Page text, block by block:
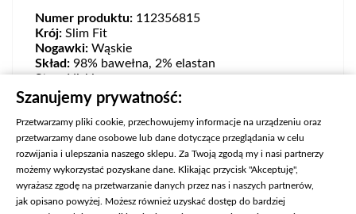
Numer produktu: 112356815
Krój: Slim Fit
Nogawki: Wąskie
Skład: 98% bawełna, 2% elastan
Stan:Niski
Zapięcie:Zamek
Szanujemy prywatność:
Przetwarzamy pliki cookie, przechowujemy informacje na urządzeniu oraz
przetwarzamy dane osobowe lub dane dotyczące przeglądania w celu
rozwijania i ulepszania naszego sklepu. Za Twoją zgodą my i nasi partnerzy
możemy wykorzystać pozyskane dane. Klikając przycisk "Akceptuję",
wyrażasz zgodę na przetwarzanie danych przez nas i naszych partnerów,
jak opisano powyżej. Możesz również uzyskać dostęp do bardziej